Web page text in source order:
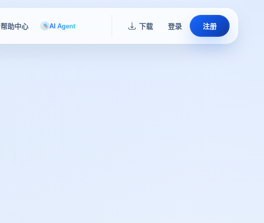
帮助中心 AI Agent 下载 登录 注册